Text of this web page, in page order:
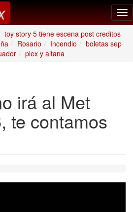
toy story 5 tiene escena post creditos
Rosario Incendio
boletas sep
plex y aitana
irá al Met
te contamos